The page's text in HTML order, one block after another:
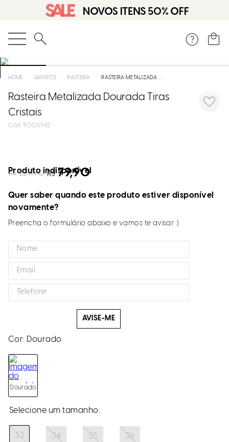
O que você está procurando?
SAPATOS RASTEIRA RASTEIRA METALIZADA DOURADA TIRAS CRISTAIS
Rasteira Metalizada Dourada Tiras
Cristais
: 9005942
R$ 229,90 R$ 79,90
Produto indisponível
Quer saber quando este produto estiver disponível
novamente?
Preencha o formulário abaixo e vamos te avisar :)
AVISE-ME
Cor: Dourado
Dourado
33 34 35 36